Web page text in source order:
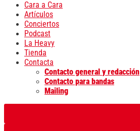
Cara a Cara
Artículos
Conciertos
Podcast
La Heavy
Tienda
Contacta
Contacto general y redacción
Contacto para bandas
Mailing